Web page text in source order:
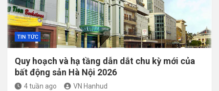
TIN TỨC
Quy hoạch và hạ tầng dẫn dắt chu kỳ mới của
bất động sản Hà Nội 2026
4 tuần ago VN Hanhud